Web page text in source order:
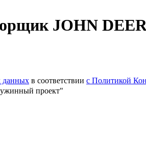
JOHN
данных в соответствии с Политикой
проект"